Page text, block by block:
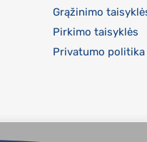
Grąžinimo
Pirkimo taisyklės
Privatumo politika